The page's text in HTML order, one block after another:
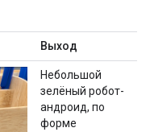
Выход
Небольшой
зелёный робот-
андроид, по
форме